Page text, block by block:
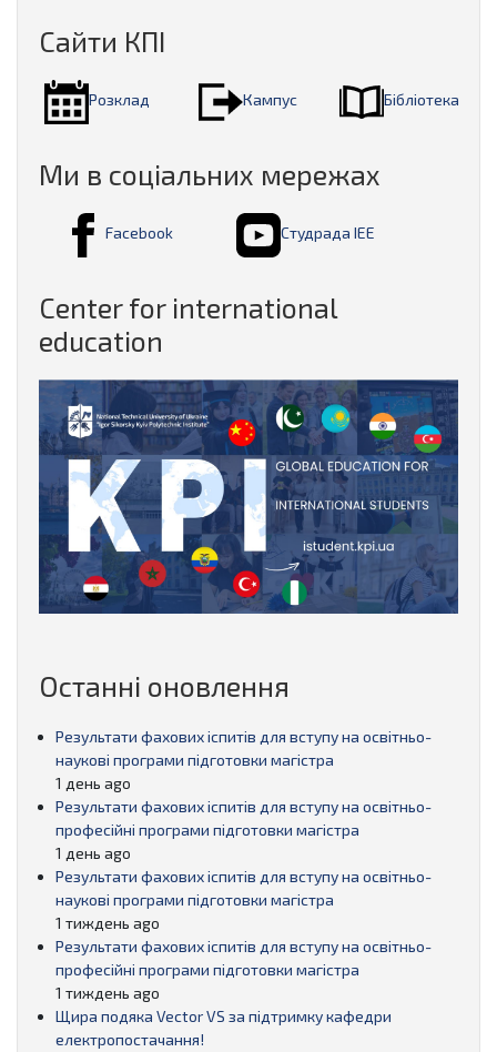
Сайти КПІ
Розклад Кампус Бібліотека
Ми в соціальних мережах
Facebook Студрада ІЕЕ
Center for international
education
Останні оновлення
Результати фахових іспитів для вступу на освітньо-
наукові програми підготовки магістра
1 день ago
Результати фахових іспитів для вступу на освітньо-
професійні програми підготовки магістра
1 день ago
Результати фахових іспитів для вступу на освітньо-
наукові програми підготовки магістра
1 тиждень ago
Результати фахових іспитів для вступу на освітньо-
професійні програми підготовки магістра
1 тиждень ago
Щира подяка Vector VS за підтримку кафедри
електропостачання!